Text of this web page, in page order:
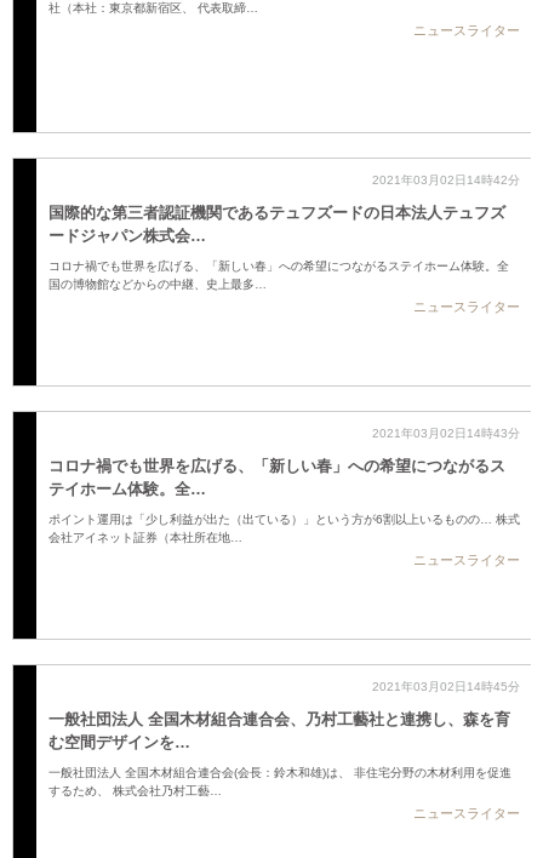
社（本社：東京都新宿区、 代表取締…
ニュースライター
2021年03月02日14時42分
国際的な第三者認証機関であるテュフズードの日本法人テュフズ
ードジャパン株式会…
コロナ禍でも世界を広げる、「新しい春」への希望につながるステイホーム体験。全
国の博物館などからの中継、史上最多…
ニュースライター
2021年03月02日14時43分
コロナ禍でも世界を広げる、「新しい春」への希望につながるス
テイホーム体験。全…
ポイント運用は「少し利益が出た（出ている）」という方が6割以上いるものの… 株式
会社アイネット証券（本社所在地…
ニュースライター
2021年03月02日14時45分
一般社団法人 全国木材組合連合会、乃村工藝社と連携し、森を育
む空間デザインを…
一般社団法人 全国木材組合連合会(会長：鈴木和雄)は、 非住宅分野の木材利用を促進
するため、 株式会社乃村工藝…
ニュースライター